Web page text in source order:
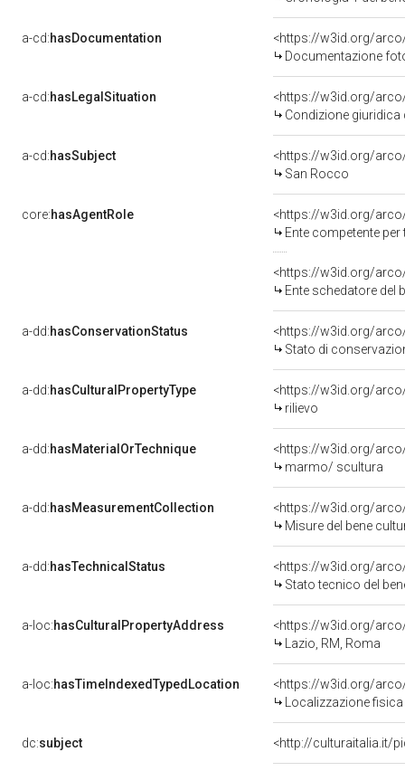
a-cd:hasDocumentation
Documentazione
a-cd:hasLegalSituation
<https://w3id.org/
Condizione giuridica
a-cd:hasSubject
<https://w3id.org/
San Rocco
core:hasAgentRole
<https://w3id.org/
Ente competente per
<https://w3id.org/
Ente schedatore del
a-dd:hasConservationStatus
<https://w3id.org/
Stato di
a-dd:hasCulturalPropertyType
<https://w3id.org/
rilievo
a-dd:hasMaterialOrTechnique
<https://w3id.org/
marmo/ scultura
a-dd:hasMeasurementCollection
<https://w3id.org/
Misure del bene
a-dd:hasTechnicalStatus
<https://w3id.org/
Stato tecnico del
a-loc:hasCulturalPropertyAddress
<https://w3id.org/
Lazio, RM, Roma
a-loc:hasTimeIndexedTypedLocation
<https://w3id.org/
Localizzazione
dc:subject <http://culturaitalia.it/